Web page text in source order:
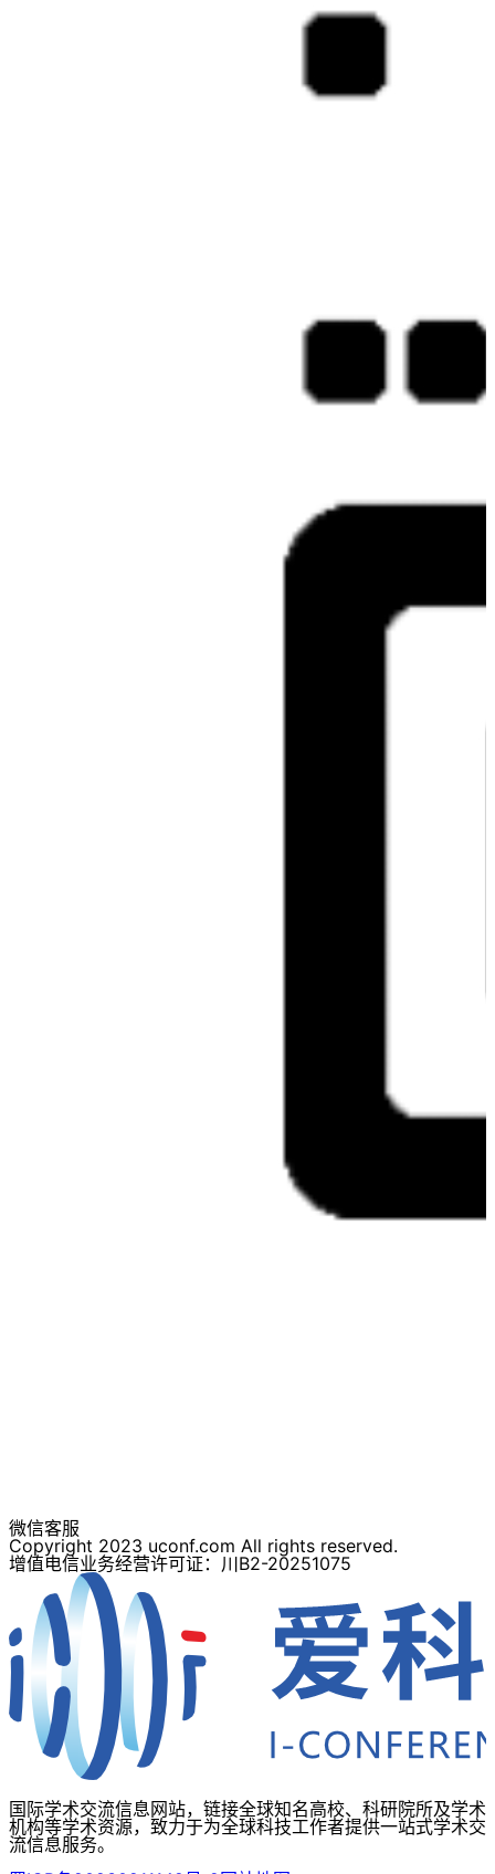
微信客服
Copyright 2023 uconf.com All rights reserved.
增值电信业务经营许可证：川B2-20251075
国际学术交流信息网站，链接全球知名高校、科研院所及学术
机构等学术资源，致力于为全球科技工作者提供一站式学术交
流信息服务。